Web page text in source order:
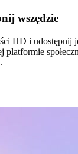
wszędzie
HD i udostępnij
platformie